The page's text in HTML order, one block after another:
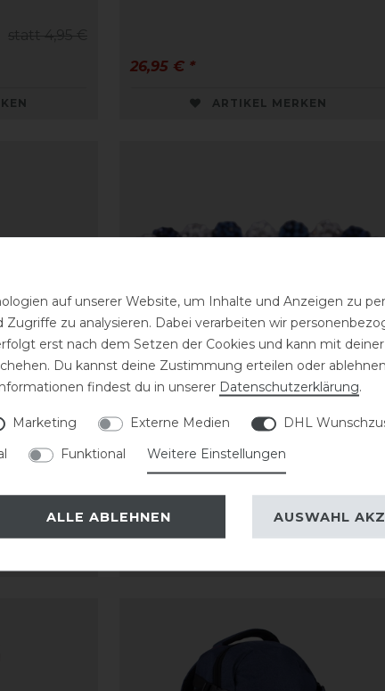
26,95 € *
ARTIKEL MERKEN
statt 7,95 € 13,50 € *
auf unserer Website, um Inhalte und Anzeigen zu
zu analysieren. Dabei verarbeiten wir
erst nach dem Setzen der Cookies und kann mit
Du kannst deine Zustimmung erteilen oder
findest du in unserer Daten­schutz­erklärung.
Marketing Externe Medien
DHL
Funktional Weitere Einstellungen
ALLE ABLEHNEN AUSWAHL